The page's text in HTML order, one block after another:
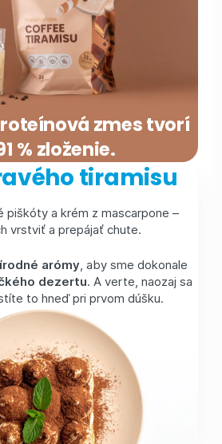
zmes tvorí
% zloženie.
tiramisu
piškóty a krém z mascarpone –
vrstviť a prepájať chute.
arómy, aby sme dokonale
dezertu. A verte, naozaj sa
to hneď pri prvom dúšku.